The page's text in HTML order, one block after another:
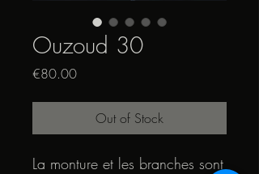
Ouzoud 30
€80.00Price
Out of Stock
La monture et les branches sont